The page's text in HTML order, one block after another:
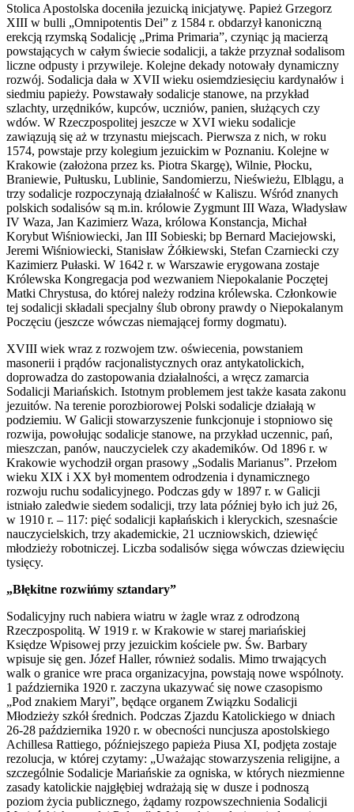
Stolica Apostolska doceniła jezuicką inicjatywę. Papież Grzegorz
XIII w bulli „Omnipotentis Dei” z 1584 r. obdarzył kanoniczną
erekcją rzymską Sodalicję „Prima Primaria”, czyniąc ją macierzą
powstających w całym świecie sodalicji, a także przyznał sodalisom
liczne odpusty i przywileje. Kolejne dekady notowały dynamiczny
rozwój. Sodalicja dała w XVII wieku osiemdziesięciu kardynałów i
siedmiu papieży. Powstawały sodalicje stanowe, na przykład
szlachty, urzędników, kupców, uczniów, panien, służących czy
wdów. W Rzeczpospolitej jeszcze w XVI wieku sodalicje
zawiązują się aż w trzynastu miejscach. Pierwsza z nich, w roku
1574, powstaje przy kolegium jezuickim w Poznaniu. Kolejne w
Krakowie (założona przez ks. Piotra Skargę), Wilnie, Płocku,
Braniewie, Pułtusku, Lublinie, Sandomierzu, Nieświeżu, Elblągu, a
trzy sodalicje rozpoczynają działalność w Kaliszu. Wśród znanych
polskich sodalisów są m.in. królowie Zygmunt III Waza, Władysław
IV Waza, Jan Kazimierz Waza, królowa Konstancja, Michał
Korybut Wiśniowiecki, Jan III Sobieski; bp Bernard Maciejowski,
Jeremi Wiśniowiecki, Stanisław Żółkiewski, Stefan Czarniecki czy
Kazimierz Pułaski. W 1642 r. w Warszawie erygowana zostaje
Królewska Kongregacja pod wezwaniem Niepokalanie Poczętej
Matki Chrystusa, do której należy rodzina królewska. Członkowie
tej sodalicji składali specjalny ślub obrony prawdy o Niepokalanym
Poczęciu (jeszcze wówczas niemającej formy dogmatu).
XVIII wiek wraz z rozwojem tzw. oświecenia, powstaniem
masonerii i prądów racjonalistycznych oraz antykatolickich,
doprowadza do zastopowania działalności, a wręcz zamarcia
Sodalicji Mariańskich. Istotnym problemem jest także kasata zakonu
jezuitów. Na terenie porozbiorowej Polski sodalicje działają w
podziemiu. W Galicji stowarzyszenie funkcjonuje i stopniowo się
rozwija, powołując sodalicje stanowe, na przykład uczennic, pań,
mieszczan, panów, nauczycielek czy akademików. Od 1896 r. w
Krakowie wychodził organ prasowy „Sodalis Marianus”. Przełom
wieku XIX i XX był momentem odrodzenia i dynamicznego
rozwoju ruchu sodalicyjnego. Podczas gdy w 1897 r. w Galicji
istniało zaledwie siedem sodalicji, trzy lata później było ich już 26,
w 1910 r. – 117: pięć sodalicji kapłańskich i kleryckich, szesnaście
nauczycielskich, trzy akademickie, 21 uczniowskich, dziewięć
młodzieży robotniczej. Liczba sodalisów sięga wówczas dziewięciu
tysięcy.
„Błękitne rozwińmy sztandary”
Sodalicyjny ruch nabiera wiatru w żagle wraz z odrodzoną
Rzeczpospolitą. W 1919 r. w Krakowie w starej mariańskiej
Księdze Wpisowej przy jezuickim kościele pw. Św. Barbary
wpisuje się gen. Józef Haller, również sodalis. Mimo trwających
walk o granice wre praca organizacyjna, powstają nowe wspólnoty.
1 października 1920 r. zaczyna ukazywać się nowe czasopismo
„Pod znakiem Maryi”, będące organem Związku Sodalicji
Młodzieży szkół średnich. Podczas Zjazdu Katolickiego w dniach
26-28 października 1920 r. w obecności nuncjusza apostolskiego
Achillesa Rattiego, późniejszego papieża Piusa XI, podjęta zostaje
rezolucja, w której czytamy: „Uważając stowarzyszenia religijne, a
szczególnie Sodalicje Mariańskie za ogniska, w których niezmienne
zasady katolickie najgłębiej wdrażają się w dusze i podnoszą
poziom życia publicznego, żądamy rozpowszechnienia Sodalicji